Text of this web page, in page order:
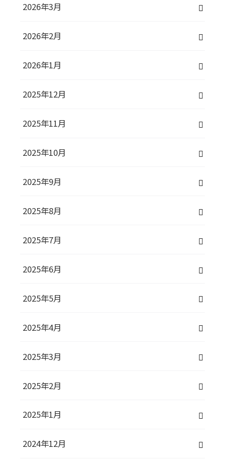
2026年3月
2026年2月
2026年1月
2025年12月
2025年11月
2025年10月
2025年9月
2025年8月
2025年7月
2025年6月
2025年5月
2025年4月
2025年3月
2025年2月
2025年1月
2024年12月